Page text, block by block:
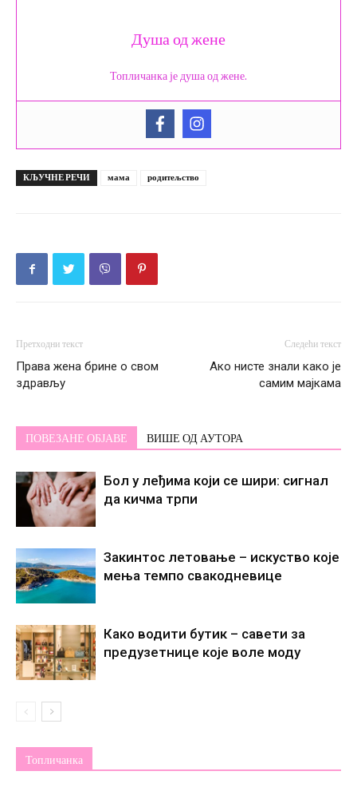
Душа од жене
Топличанка је душа од жене.
КЉУЧНЕ РЕЧИ мама родитељство
Претходни текст
Права жена брине о свом
здрављу
Следећи текст
Ако нисте знали како је
самим мајкама
ПОВЕЗАНЕ ОБЈАВЕ ВИШЕ ОД АУТОРА
Бол у леђима који се шири: сигнал
да кичма трпи
Закинтос летовање – искуство које
мења темпо свакодневице
Како водити бутик – савети за
предузетнице које воле моду
Топличанка